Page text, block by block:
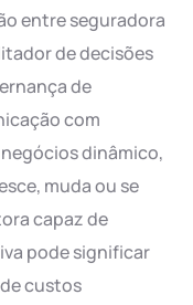
entre seguradora
de decisões
de
com
dinâmico,
muda ou se
capaz de
pode significar
custos